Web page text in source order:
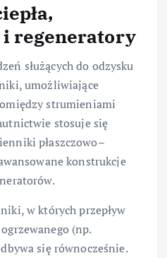
regeneratory
służących do odzysku
umożliwiające
strumieniami
stosuje się
płaszczowo–
konstrukcje
w których przepływ
(np.
się równocześnie.